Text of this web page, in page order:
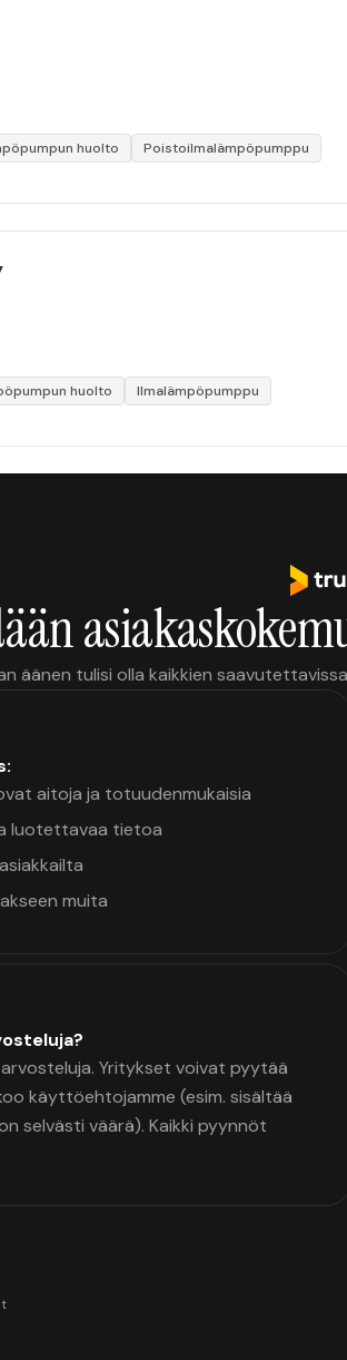
huolto
Poistoilmalämpöpumppu
huolto
Ilmalämpöpumppu
äänen tulisi olla kaikkien
aitoja ja totuudenmukaisia
luotettavaa tietoa
muita
Yritykset voivat pyytää
käyttöehtojamme (esim. sisältää
selvästi väärä). Kaikki pyynnöt